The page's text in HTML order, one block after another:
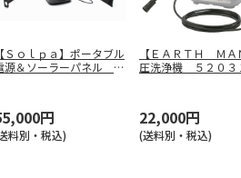
【Ｓｏｌｐａ】ポータブル
源＆ソーラーパネル Ｅ
円
料別・税込)
【ＥＡＲＴＨ ＭＡ
圧洗浄機 ５２０３
22,000円
(送料別・税込)